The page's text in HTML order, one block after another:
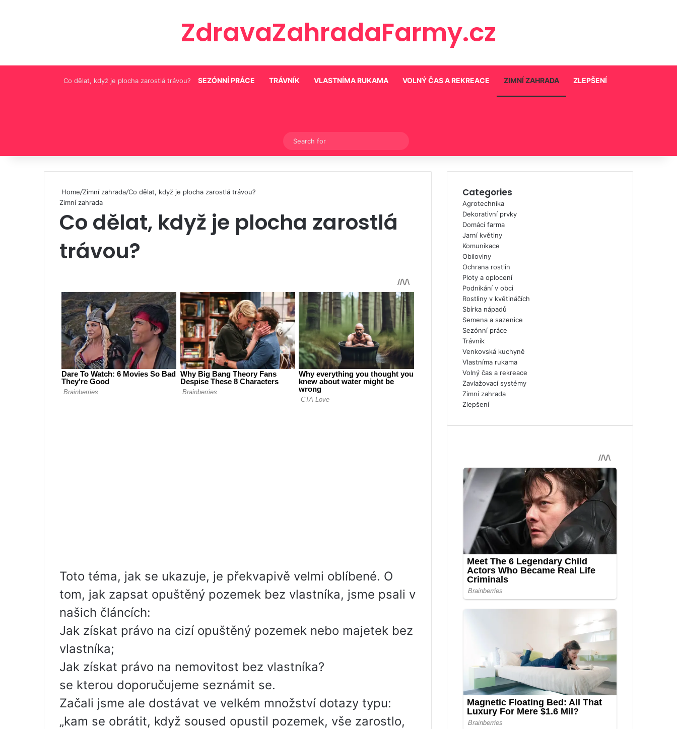
ZdravaZahradaFarmy.cz
Co dělat, když je plocha zarostlá trávou? SEZÓNNÍ PRÁCE TRÁVNÍK VLASTNÍMA RUKAMA VOLNÝ ČAS A REKREACE ZIMNÍ ZAHRADA ZLEPŠENÍ
Switch skin
for
Home/Zimní zahrada/Co dělat, když je plocha zarostlá trávou?
Zimní zahrada
Co dělat, když je plocha zarostlá
trávou?
Toto téma, jak se ukazuje, je překvapivě velmi oblíbené. O
tom, jak zapsat opuštěný pozemek bez vlastníka, jsme psali v
našich článcích:
Jak získat právo na cizí opuštěný pozemek nebo majetek bez
vlastníka;
Jak získat právo na nemovitost bez vlastníka?
se kterou doporučujeme seznámit se.
Začali jsme ale dostávat ve velkém množství dotazy typu:
„kam se obrátit, když soused opustil pozemek, vše zarostlo,
Categories
Agrotechnika
Dekorativní prvky
Domácí farma
Jarní květiny
Komunikace
Obiloviny
Ochrana rostlin
Ploty a oplocení
Podnikání v obci
Rostliny v květináčích
Sbírka nápadů
Semena a sazenice
Sezónní práce
Trávník
Venkovská kuchyně
Vlastníma rukama
Volný čas a rekreace
Zavlažovací systémy
Zimní zahrada
Zlepšení